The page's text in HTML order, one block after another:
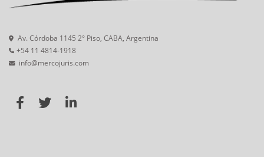
Av. Córdoba 1145 2° Piso, CABA, Argentina
+54 11 4814-1918
info@mercojuris.com